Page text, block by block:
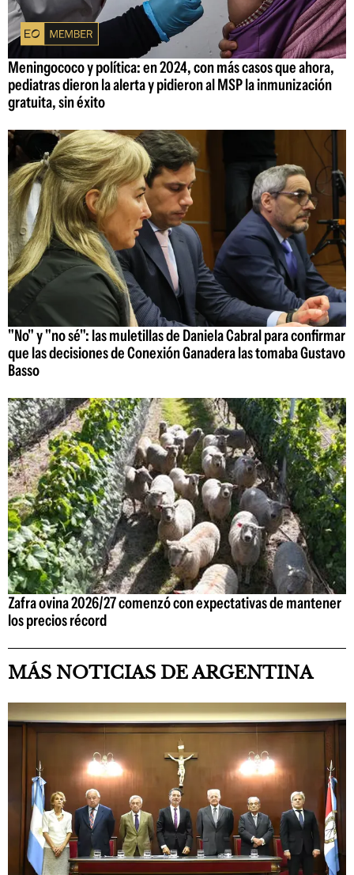
Meningococo y política: en 2024, con más casos que ahora,
pediatras dieron la alerta y pidieron al MSP la inmunización
gratuita, sin éxito
"No" y "no sé": las muletillas de Daniela Cabral para confirmar
que las decisiones de Conexión Ganadera las tomaba Gustavo
Basso
Zafra ovina 2026/27 comenzó con expectativas de mantener
los precios récord
MÁS NOTICIAS DE ARGENTINA